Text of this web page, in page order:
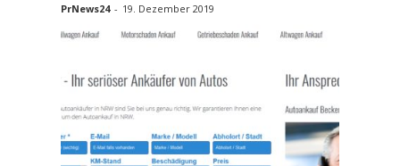
PrNews24 - 19. Dezember 2019